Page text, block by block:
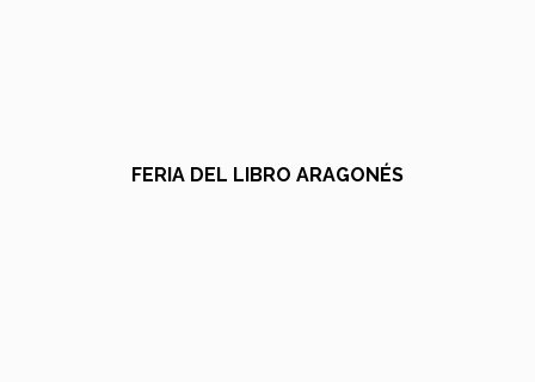
FERIA DEL LIBRO ARAGONÉS